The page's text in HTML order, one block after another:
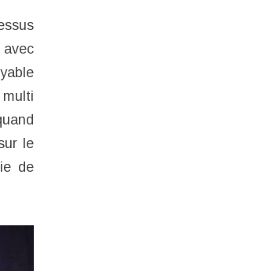
avec
le
de